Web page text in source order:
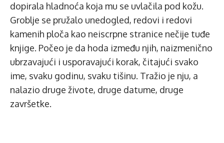
dopirala hladnoća koja mu se uvlačila pod kožu.
Groblje se pružalo unedogled, redovi i redovi
kamenih ploča kao neiscrpne stranice nečije tuđe
knjige. Počeo je da hoda između njih, naizmenično
ubrzavajući i usporavajući korak, čitajući svako
ime, svaku godinu, svaku tišinu. Tražio je nju, a
nalazio druge živote, druge datume, druge
završetke.